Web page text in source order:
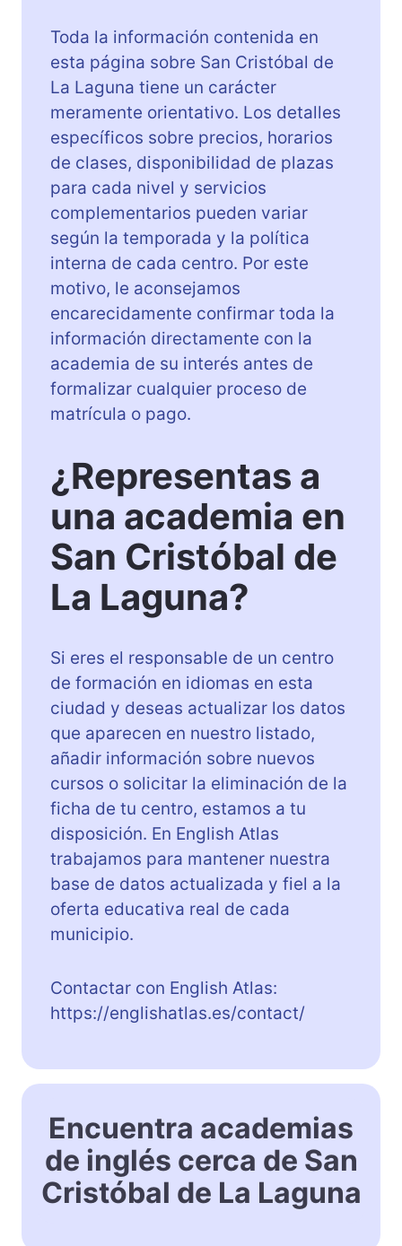
Toda la información contenida en
esta página sobre San Cristóbal de
La Laguna tiene un carácter
meramente orientativo. Los detalles
específicos sobre precios, horarios
de clases, disponibilidad de plazas
para cada nivel y servicios
complementarios pueden variar
según la temporada y la política
interna de cada centro. Por este
motivo, le aconsejamos
encarecidamente confirmar toda la
información directamente con la
academia de su interés antes de
formalizar cualquier proceso de
matrícula o pago.
¿Representas a
una academia en
San Cristóbal de
La Laguna?
Si eres el responsable de un centro
de formación en idiomas en esta
ciudad y deseas actualizar los datos
que aparecen en nuestro listado,
añadir información sobre nuevos
cursos o solicitar la eliminación de la
ficha de tu centro, estamos a tu
disposición. En English Atlas
trabajamos para mantener nuestra
base de datos actualizada y fiel a la
oferta educativa real de cada
municipio.
Contactar con English Atlas:
https://englishatlas.es/contact/
Encuentra academias
de inglés cerca de San
Cristóbal de La Laguna